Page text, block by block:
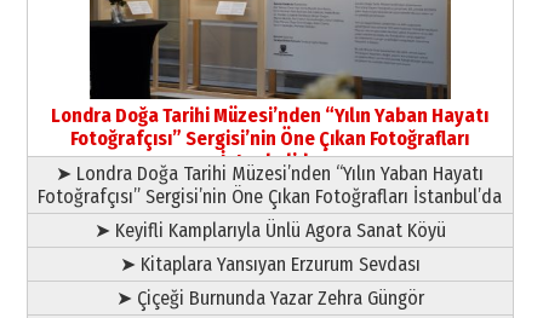
09 Temmuz 2026 Perşembe
Yusuf POLAT
Şampiyonluk Sebahattin Şirin’e
yazar
11 Mayıs 2026 Pazartesi
Londra Doğa Tarihi Müzesi’nden “Yılın Yaban Hayatı
Fotoğrafçısı” Sergisi’nin Öne Çıkan Fotoğrafları
İstanbul’da
➤ Londra Doğa Tarihi Müzesi’nden “Yılın Yaban Hayatı
Fotoğrafçısı” Sergisi’nin Öne Çıkan Fotoğrafları İstanbul’da
➤ Keyifli Kamplarıyla Ünlü Agora Sanat Köyü
➤ Kitaplara Yansıyan Erzurum Sevdası
➤ Çiçeği Burnunda Yazar Zehra Güngör